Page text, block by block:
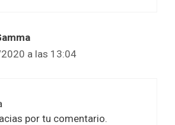
a las 13:04
por tu comentario.